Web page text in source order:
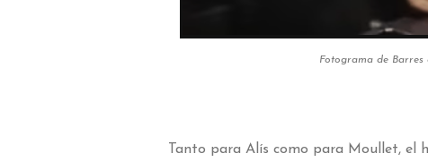
Fotograma de
Tanto para Alís como para Moullet, el